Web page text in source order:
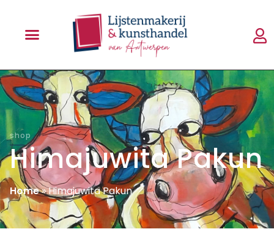
shop
Himajuwita Pakun
Home»Himajuwita Pakun